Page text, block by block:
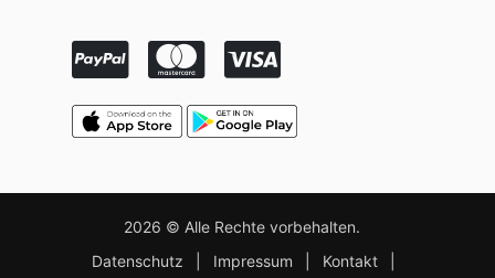
2026 © Alle Rechte vorbehalten.
Datenschutz
Impressum Kontakt